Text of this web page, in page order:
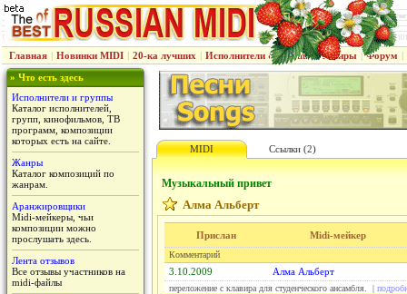
Главная | Новинки MIDI | 20-ка лучших | Исполнители & группы | Жанры | Форум |
» Что есть здесь
Исполнители и группы
Каталог исполнителей,
групп, кинофильмов, ТВ
программ, композиции
которых есть на сайте.
Жанры
Каталог композиций по
жанрам.
Аранжировщики
Midi-мейкеры, чьи
композиции можно
прослушать здесь.
Лента отзывов
Все отзывы участников на
midi-файлы
MIDI Ссылки (2)
Музыкальный привет
Алма Альберт
Прислан Midi-мейкер
Комментарий
3.10.2009 Алма Альберт
переложение с клавира для студенческого ансамбля. |